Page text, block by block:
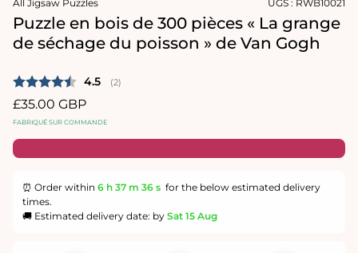
média
1
dans
une
All Jigsaw Puzzles UGS : RWB10021
Puzzle en bois de 300 pièces « La grange
de séchage du poisson » de Van Gogh
Note moyenne:
4.5 (votes:
2)
Prix
habituel
£35.00 GBP
FABRIQUÉ SUR COMMANDE
⏰ Order within 6 h 37 m 36 s for the below estimated delivery
times.
🚚 Estimated delivery date: by Sat 15 Aug